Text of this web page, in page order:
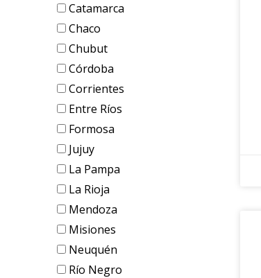
Catamarca
Chaco
Chubut
Córdoba
Corrientes
Entre Ríos
Formosa
Jujuy
La Pampa
La Rioja
Mendoza
Misiones
Neuquén
Río Negro